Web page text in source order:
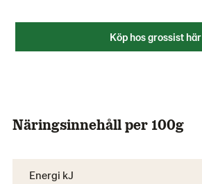
Köp hos grossist här
Näringsinnehåll per 100g
Energi kJ